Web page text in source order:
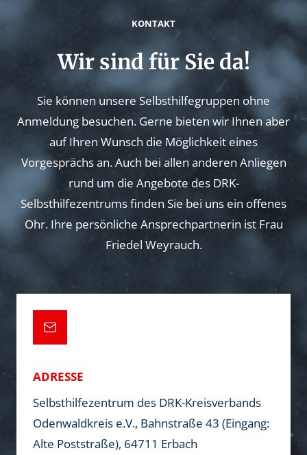
n
v
i
g
a
n
KONTAKT
Wir sind für Sie da!
Sie können unsere Selbsthilfegruppen ohne
Anmeldung besuchen. Gerne bieten wir Ihnen aber
auf Ihren Wunsch die Möglichkeit eines
Vorgesprächs an. Auch bei allen anderen Anliegen
rund um die Angebote des DRK-
Selbsthilfezentrums finden Sie bei uns ein offenes
Ohr. Ihre persönliche Ansprechpartnerin ist Frau
Friedel Weyrauch.
ADRESSE
Selbsthilfezentrum des DRK-Kreisverbands
Odenwaldkreis e.V., Bahnstraße 43 (Eingang:
Alte Poststraße), 64711 Erbach